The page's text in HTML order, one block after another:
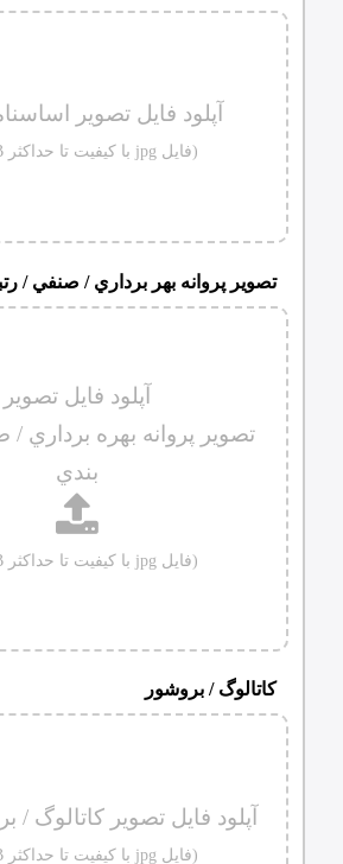
آپلود فایل تصوير
(فایل jpg با کیفیت تا حداکثر 10MB)
آپلود فایل تصویر
تصوير پروانه بهره برداري /
بندي
(فایل jpg با کیفیت تا حداکثر 10MB)
تصوير پروانه بهر برداري / صنفي /
آپلود فایل تصویر كاتالوگ /
(فایل jpg با کیفیت تا حداکثر 10MB)
كاتالوگ / بروشور